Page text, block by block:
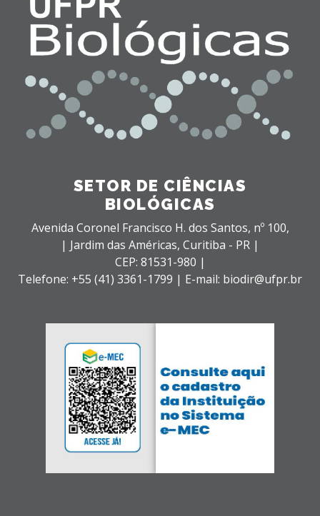
SETOR DE CIÊNCIAS
BIOLÓGICAS
Avenida Coronel Francisco H. dos Santos, nº 100,
| Jardim das Américas, Curitiba - PR |
CEP: 81531-980 |
Telefone: +55 (41) 3361-1799 | E-mail: biodir@ufpr.br